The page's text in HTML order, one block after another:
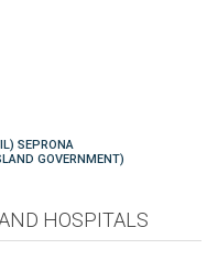
SEPRONA
GOVERNMENT)
HOSPITALS